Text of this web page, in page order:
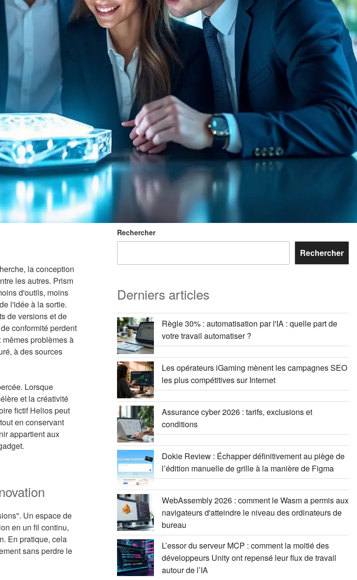
la conception
les autres. Prism
d'outils, moins
l'idée à la sortie.
de versions et de
conformité perdent
problèmes à
à des sources
Lorsque
et la créativité
fictif Helios peut
en conservant
appartient aux
Un espace de
en un fil continu,
En pratique, cela
sans perdre le
Rechercher
Rechercher
Derniers articles
Règle 30% : automatisation par l'IA : quelle part de
votre travail automatiser ?
Les opérateurs iGaming mènent les campagnes SEO
les plus compétitives sur Internet
Assurance cyber 2026 : tarifs, exclusions et
conditions
Dokie Review : Échapper définitivement au piège de
l’édition manuelle de grille à la manière de Figma
WebAssembly 2026 : comment le Wasm a permis aux
navigateurs d'atteindre le niveau des ordinateurs de
bureau
L’essor du serveur MCP : comment la moitié des
développeurs Unity ont repensé leur flux de travail
autour de l’IA